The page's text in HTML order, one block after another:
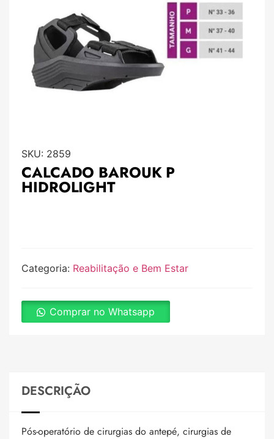
SKU: 2859
CALCADO BAROUK P
HIDROLIGHT
Categoria: Reabilitação e Bem Estar
Comprar no Whatsapp
DESCRIÇÃO
Pós-operatório de cirurgias do antepé, cirurgias de